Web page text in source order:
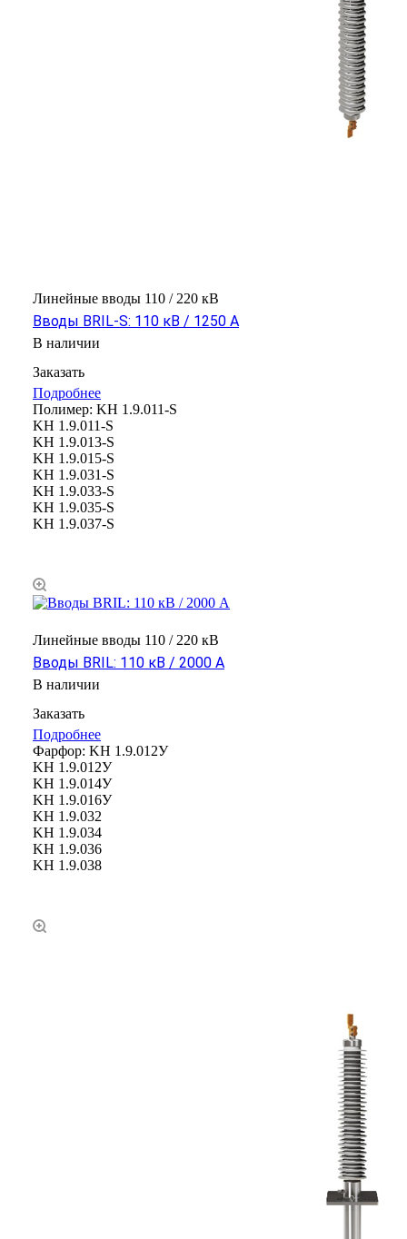
Линейные вводы 110 / 220 кВ
Вводы BRIL-S: 110 кВ / 1250 А
В наличии
Заказать
Подробнее
Полимер: KH 1.9.011-S
KH 1.9.011-S
KH 1.9.013-S
KH 1.9.015-S
KH 1.9.031-S
KH 1.9.033-S
KH 1.9.035-S
KH 1.9.037-S
Линейные вводы 110 / 220 кВ
Вводы BRIL: 110 кВ / 2000 А
В наличии
Заказать
Подробнее
Фарфор: KH 1.9.012У
KH 1.9.012У
KH 1.9.014У
KH 1.9.016У
KH 1.9.032
KH 1.9.034
KH 1.9.036
KH 1.9.038